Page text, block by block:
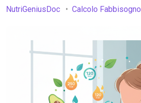
NutriGeniusDoc Calcolo Fabbisogno